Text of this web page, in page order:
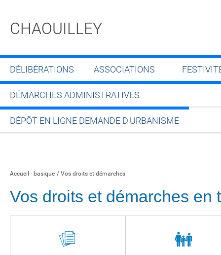
CHAOUILLEY
DÉLIBÉRATIONS ASSOCIATIONS
DÉMARCHES ADMINISTRATIVES
DÉPÔT EN LIGNE DEMANDE D'URBANISME
Accueil - basique Vos droits et démarches
Vos droits et démarches en